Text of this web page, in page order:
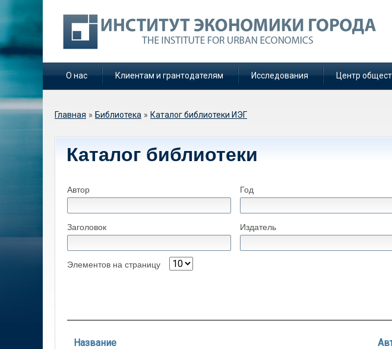
О нас Клиентам и грантодателям Исследования Центр
Вы здесь
Главная » Библиотека » Каталог библиотеки ИЭГ
Каталог библиотеки
Автор Год
Заголовок Издатель
Элементов на страницу
Название